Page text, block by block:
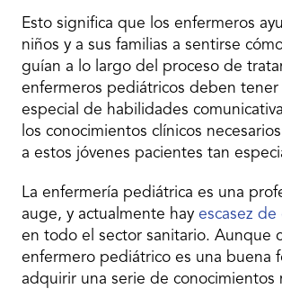
Esto significa que los enfermeros
niños y a sus familias a sentirse
guían a lo largo del proceso de
enfermeros pediátricos deben
especial de habilidades
los conocimientos clínicos
a estos jóvenes pacientes tan
La enfermería pediátrica es una
auge, y actualmente hay escasez de
en todo el sector sanitario. Aunque
enfermero pediátrico es una buena
adquirir una serie de conocimientos